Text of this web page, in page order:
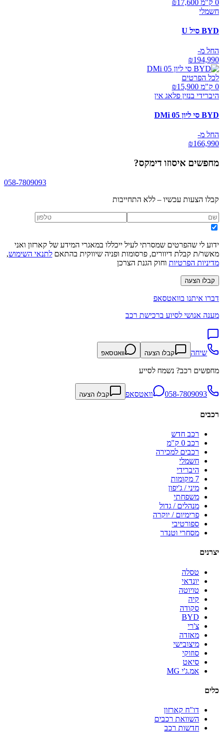
0 ק"מ ₪
17,600
חשמלי
BYD סיל U
החל מ-
₪194,990
לכל הפרטים
0 ק"מ ₪
15,900
היברידי בנזין פלאג אין
BYD סי ליון 05 DMi
החל מ-
₪166,990
מחפשים איסוזו דימקס?
058-7809093
קבלו הצעות עכשיו – ללא התחייבות
ידוע לי שהפרטים שמסרתי לעיל ייכללו במאגרי המידע של קארזון ואני
מאשר/ת קבלת דיוורים, פרסומות ופניה שיווקית בהתאם לתנאי השימוש,
מדיניות הפרטיות וחוק הגנת הצרכן
קבלו הצעה
דברו איתנו בוואטסאפ
מענה אנושי לסיוע ברכישת רכב
שיחה קבלו הצעה וואטסאפ
מחפשים רכב? נשמח לסייע
058-7809093 וואטסאפ קבלו הצעה
רכבים
רכב חדש
רכב 0 ק"מ
רכבים למכירה
חשמלי
היברידי
7 מקומות
מיני / ג'יפון
משפחתי
מנהלים / גדול
פרימיום / יוקרה
ספורטיבי
מסחרי וטנדר
יצרנים
טסלה
יונדאי
טויוטה
קיה
סקודה
BYD
צ'רי
מאזדה
מיצובישי
סוזוקי
סיאט
אמ.ג'י MG
כלים
דו"ח קארזון
השוואת רכבים
חדשות רכב